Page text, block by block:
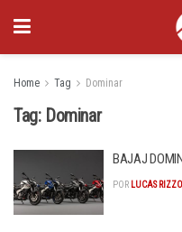
Home Tag Dominar
Tag: Dominar
BAJAJ
POR LUCAS